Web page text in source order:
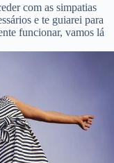
com as simpatias
e te guiarei para
funcionar, vamos lá